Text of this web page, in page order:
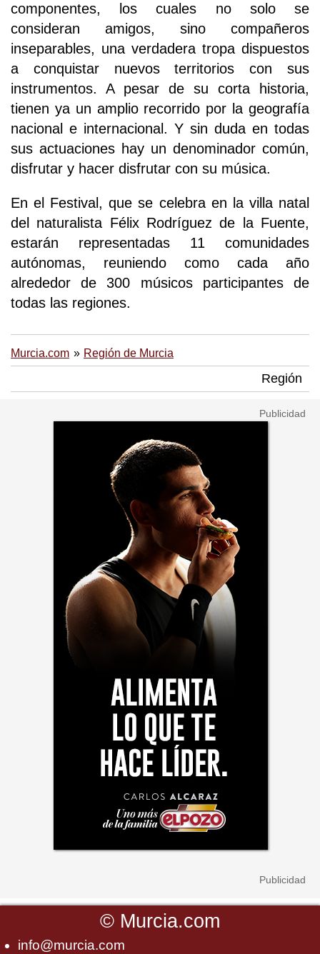
componentes, los cuales no solo se
consideran amigos, sino compañeros
inseparables, una verdadera tropa dispuestos
a conquistar nuevos territorios con sus
instrumentos. A pesar de su corta historia,
tienen ya un amplio recorrido por la geografía
nacional e internacional. Y sin duda en todas
sus actuaciones hay un denominador común,
disfrutar y hacer disfrutar con su música.
En el Festival, que se celebra en la villa natal
del naturalista Félix Rodríguez de la Fuente,
estarán representadas 11 comunidades
autónomas, reuniendo como cada año
alrededor de 300 músicos participantes de
todas las regiones.
Murcia.com Región de Murcia
Región
© Murcia.com
info@murcia.com